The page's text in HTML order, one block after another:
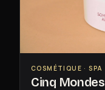
COSMÉTIQUE · SPA
Cinq Mondes